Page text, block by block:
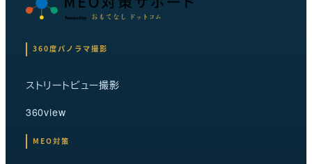
360度パノラマ撮影
ストリートビュー撮影
360view
MEO対策